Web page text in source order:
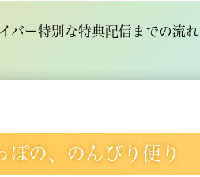
バー特別な特典配信までの流れ
ぽの、のんびり便り